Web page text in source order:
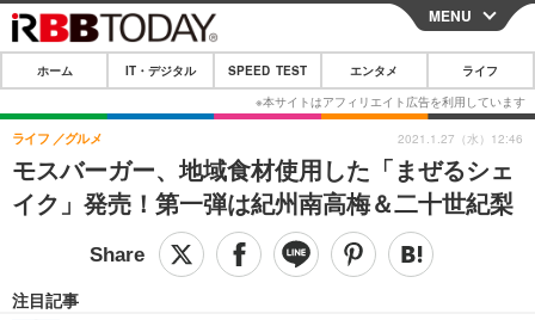
CLOSE
ホーム
IT・デジタル
IT・デジタルTOP スマートフォン
ショッピング その他
SPEED TEST
エンタメTOP 映画・ドラマ
MENU
ホーム IT・デジタル SPEED TEST エンタメ ライフ
モスバーガー、地域食材使用した「まぜるシェ
イク」発売！第一弾は紀州南高梅＆二十世紀梨
ライフ グルメ
注目記事
2021.1.27（水）12:46